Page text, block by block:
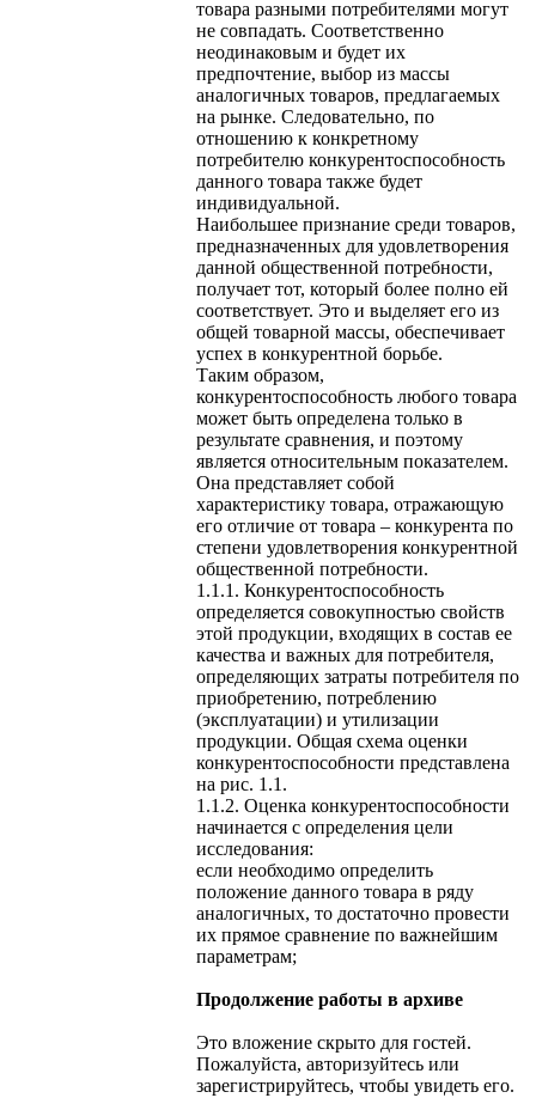
товара разными потребителями могут
не совпадать. Соответственно
неодинаковым и будет их
предпочтение, выбор из массы
аналогичных товаров, предлагаемых
на рынке. Следовательно, по
отношению к конкретному
потребителю конкурентоспособность
данного товара также будет
индивидуальной.
Наибольшее признание среди товаров,
предназначенных для удовлетворения
данной общественной потребности,
получает тот, который более полно ей
соответствует. Это и выделяет его из
общей товарной массы, обеспечивает
успех в конкурентной борьбе.
Таким образом,
конкурентоспособность любого товара
может быть определена только в
результате сравнения, и поэтому
является относительным показателем.
Она представляет собой
характеристику товара, отражающую
его отличие от товара – конкурента по
степени удовлетворения конкурентной
общественной потребности.
1.1.1. Конкурентоспособность
определяется совокупностью свойств
этой продукции, входящих в состав ее
качества и важных для потребителя,
определяющих затраты потребителя по
приобретению, потреблению
(эксплуатации) и утилизации
продукции. Общая схема оценки
конкурентоспособности представлена
на рис. 1.1.
1.1.2. Оценка конкурентоспособности
начинается с определения цели
исследования:
если необходимо определить
положение данного товара в ряду
аналогичных, то достаточно провести
их прямое сравнение по важнейшим
параметрам;
Продолжение работы в архиве
Это вложение скрыто для гостей.
Пожалуйста, авторизуйтесь или
зарегистрируйтесь, чтобы увидеть его.